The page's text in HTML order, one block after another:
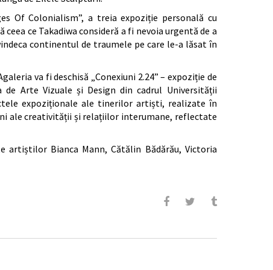
Of Colonialism”, a treia expoziție personală cu
ce Takadiwa consideră a fi nevoia urgentă de a
continentul de traumele pe care le-a lăsat în
va fi deschisă „Conexiuni 2.24” – expoziție de
Arte Vizuale și Design din cadrul Universității
expoziționale ale tinerilor artiști, realizate în
ale creativității și relațiilor interumane, reflectate
Bianca Mann, Cătălin Bădărău, Victoria